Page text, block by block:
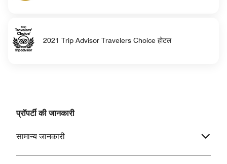
2021 Trip Advisor Travelers Choice होटल
प्रॉपर्टी की जानकारी
सामान्य जानकारी